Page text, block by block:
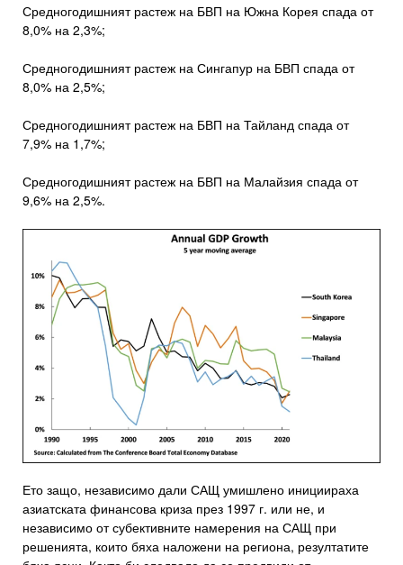
Средногодишният растеж на БВП на Южна Корея спада от
8,0% на 2,3%;
Средногодишният растеж на Сингапур на БВП спада от
8,0% на 2,5%;
Средногодишният растеж на БВП на Тайланд спада от
7,9% на 1,7%;
Средногодишният растеж на БВП на Малайзия спада от
9,6% на 2,5%.
Ето защо, независимо дали САЩ умишлено инициираха
азиатската финансова криза през 1997 г. или не, и
независимо от субективните намерения на САЩ при
решенията, които бяха наложени на региона, резултатите